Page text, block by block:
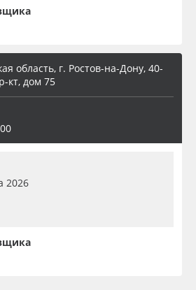
область, г. Ростов-на-Дону, 40-
кт, дом 75
2026